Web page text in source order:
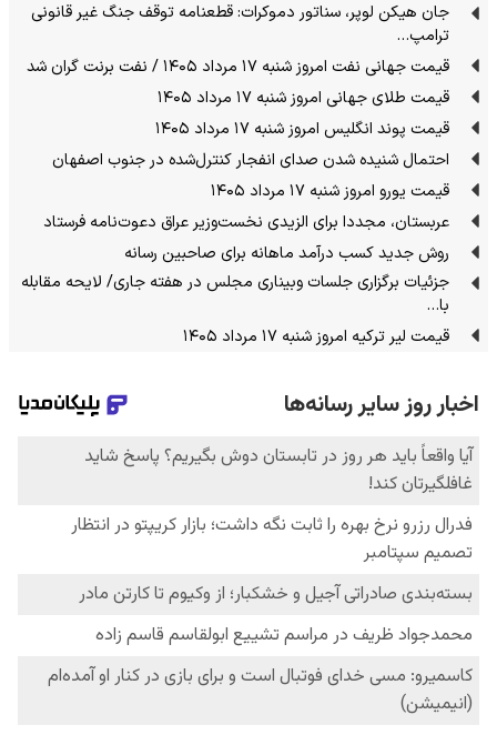
جان هیکن لوپر، سناتور دموکرات: قطعنامه‌ توقف جنگ غیر قانونی
ترامپ…
قیمت جهانی نفت امروز شنبه ۱۷ مرداد ۱۴۰۵ / نفت برنت گران شد
قیمت طلای جهانی امروز شنبه ۱۷ مرداد ۱۴۰۵
قیمت پوند انگلیس امروز شنبه ۱۷ مرداد ۱۴۰۵
احتمال شنیده شدن صدای انفجار کنترل‌شده در جنوب اصفهان
قیمت یورو امروز شنبه ۱۷ مرداد ۱۴۰۵
عربستان، مجددا برای الزیدی نخست‌وزیر عراق دعوت‌نامه فرستاد
روش جدید کسب درآمد ماهانه برای صاحبین رسانه
جزئیات برگزاری جلسات وبیناری مجلس در هفته جاری/ لایحه مقابله
با…
قیمت لیر ترکیه امروز شنبه ۱۷ مرداد ۱۴۰۵